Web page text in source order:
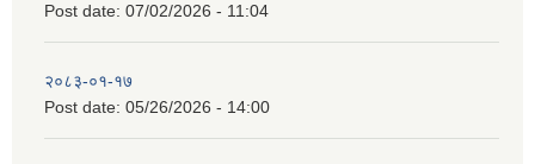
Post date: 07/02/2026 - 11:04
२०८३-०१-१७
Post date: 05/26/2026 - 14:00